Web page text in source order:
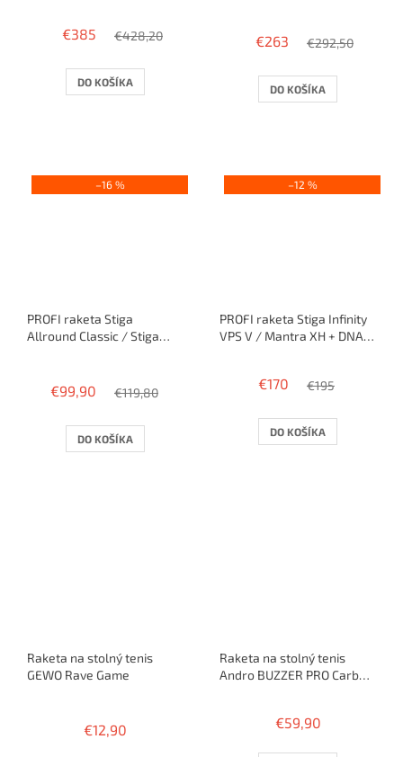
€385 €428,20
DO KOŠÍKA
produktu
3,2
z
€263 €292,50
DO KOŠÍKA
–16 %
PROFI raketa Stiga
Allround Classic / Stiga
produktu
3,6
z
€99,90 €119,80
DO KOŠÍKA
–12 %
PROFI raketa Stiga Infinity
VPS V / Mantra XH + DNA
€170 €195
DO KOŠÍKA
Raketa na stolný tenis
GEWO Rave Game
produktu
€12,90
Raketa na stolný tenis
Andro BUZZER PRO Carbon
€59,90